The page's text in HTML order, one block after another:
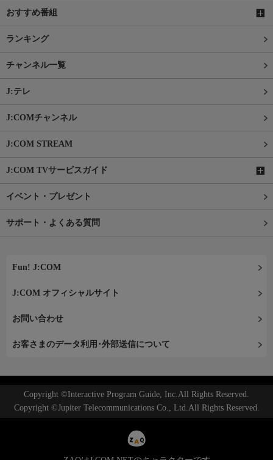
おすすめ番組
ランキング
チャンネル一覧
J:テレ
J:COMチャンネル
J:COM STREAM
J:COM TVサービスガイド
イベント・プレゼント
サポート・よくある質問
Fun! J:COM
J:COM オフィシャルサイト
お問い合わせ
お客さまのデータ利用･外部送信について
Copyright ©Interactive Program Guide, Inc.All Rights Reserved.
Copyright ©Jupiter Telecommunications Co., Ltd.All Rights Reserved.